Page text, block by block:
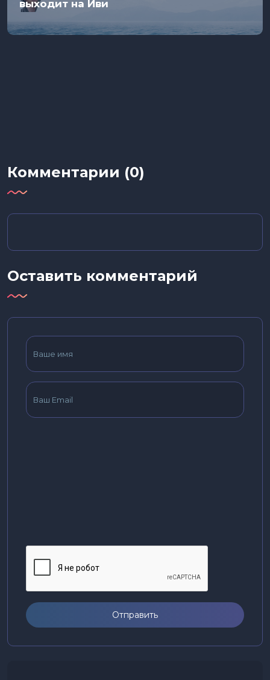
выходит на Иви
Комментарии (0)
Оставить комментарий
Отправить